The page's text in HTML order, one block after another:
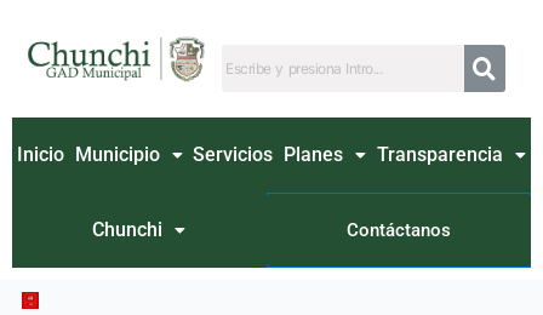
contenido
Inicio Municipio Servicios Planes Transparencia
Chunchi Contáctanos